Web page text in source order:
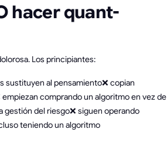
hacer quant-
Los principiantes:
sustituyen al pensamiento❌ copian
empiezan comprando un algoritmo en vez de
gestión del riesgo❌ siguen operando
teniendo un algoritmo